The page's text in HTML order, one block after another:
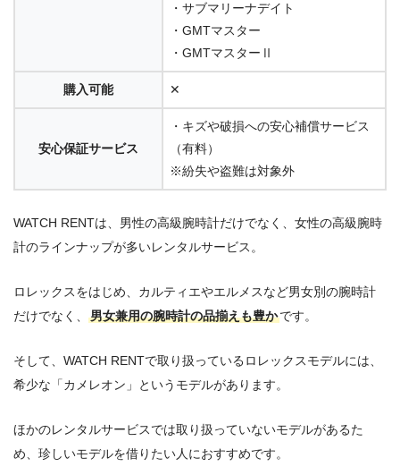
・サブマリーナデイト
・GMTマスター
・GMTマスターⅡ
購入可能 ✕
安心保証サービス
・キズや破損への安心補償サービス
（有料）
※紛失や盗難は対象外
WATCH RENTは、男性の高級腕時計だけでなく、女性の高級腕時
計のラインナップが多いレンタルサービス。
ロレックスをはじめ、カルティエやエルメスなど男女別の腕時計
だけでなく、
男女兼用の腕時計の品揃えも豊かです。
そして、WATCH RENTで取り扱っているロレックスモデルには、
希少な「カメレオン」というモデルがあります。
ほかのレンタルサービスでは取り扱っていないモデルがあるた
め、珍しいモデルを借りたい人におすすめです。